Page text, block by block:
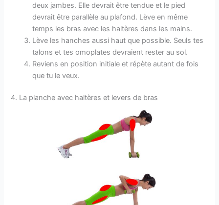
deux jambes. Elle devrait être tendue et le pied
devrait être parallèle au plafond. Lève en même
temps les bras avec les haltères dans les mains.
Lève les hanches aussi haut que possible. Seuls tes
talons et tes omoplates devraient rester au sol.
Reviens en position initiale et répète autant de fois
que tu le veux.
4. La planche avec haltères et levers de bras